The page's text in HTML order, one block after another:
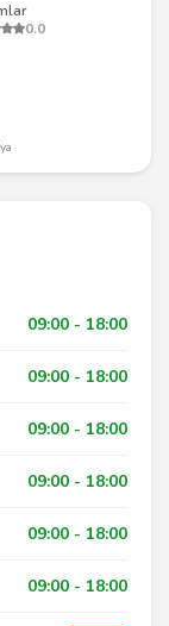
0.0
09:00 - 18:00
09:00 - 18:00
09:00 - 18:00
09:00 - 18:00
09:00 - 18:00
09:00 - 18:00